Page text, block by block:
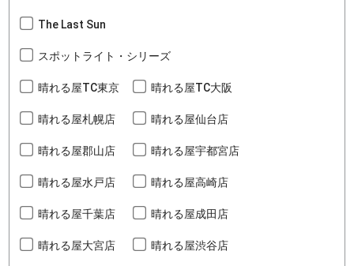
The Last Sun
スポットライト・シリーズ
晴れる屋TC東京 晴れる屋TC大阪
晴れる屋札幌店 晴れる屋仙台店
晴れる屋郡山店 晴れる屋宇都宮店
晴れる屋水戸店 晴れる屋高崎店
晴れる屋千葉店 晴れる屋成田店
晴れる屋大宮店 晴れる屋渋谷店